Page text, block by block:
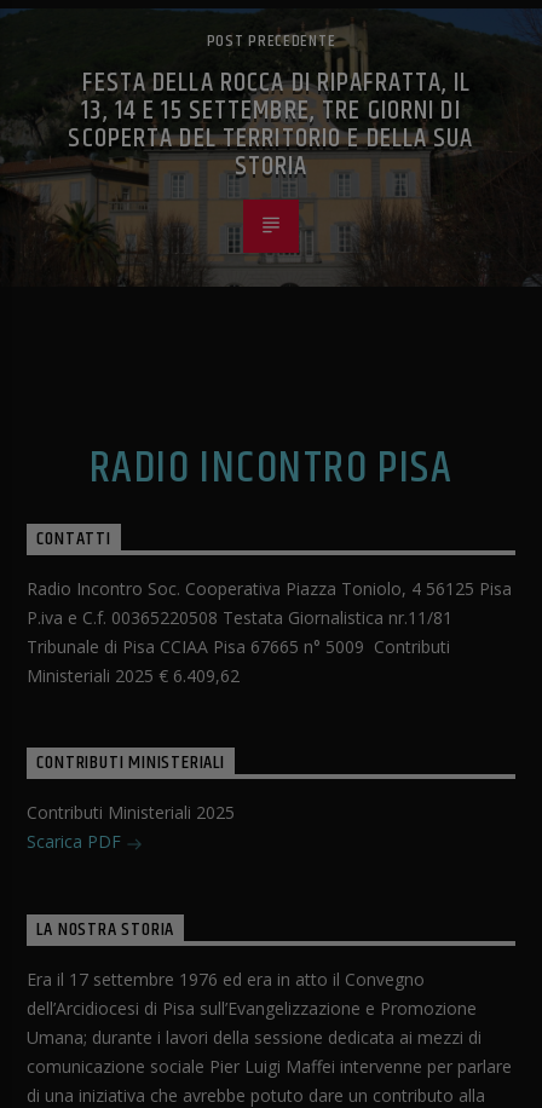
POST PRECEDENTE
FESTA DELLA ROCCA DI RIPAFRATTA, IL
13, 14 E 15 SETTEMBRE, TRE GIORNI DI
SCOPERTA DEL TERRITORIO E DELLA SUA
STORIA
RADIO INCONTRO PISA
CONTATTI
Radio Incontro Soc. Cooperativa Piazza Toniolo, 4 56125 Pisa
P.iva e C.f. 00365220508 Testata Giornalistica nr.11/81
Tribunale di Pisa CCIAA Pisa 67665 n° 5009 Contributi
Ministeriali 2025 € 6.409,62
CONTRIBUTI MINISTERIALI
Contributi Ministeriali 2025
Scarica PDF
LA NOSTRA STORIA
Era il 17 settembre 1976 ed era in atto il Convegno
dell’Arcidiocesi di Pisa sull’Evangelizzazione e Promozione
Umana; durante i lavori della sessione dedicata ai mezzi di
comunicazione sociale Pier Luigi Maffei intervenne per parlare
di una iniziativa che avrebbe potuto dare un contributo alla